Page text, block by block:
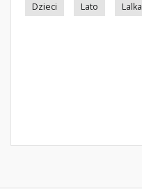
Dzieci
Lato Lalka